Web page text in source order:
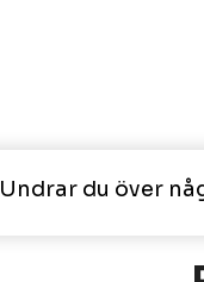
Undrar du över